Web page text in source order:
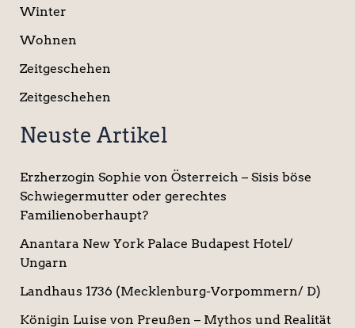
Winter
Wohnen
Zeitgeschehen
Zeitgeschehen
Neuste Artikel
Erzherzogin Sophie von Österreich – Sisis böse
Schwiegermutter oder gerechtes
Familienoberhaupt?
Anantara New York Palace Budapest Hotel/
Ungarn
Landhaus 1736 (Mecklenburg-Vorpommern/ D)
Königin Luise von Preußen – Mythos und Realität